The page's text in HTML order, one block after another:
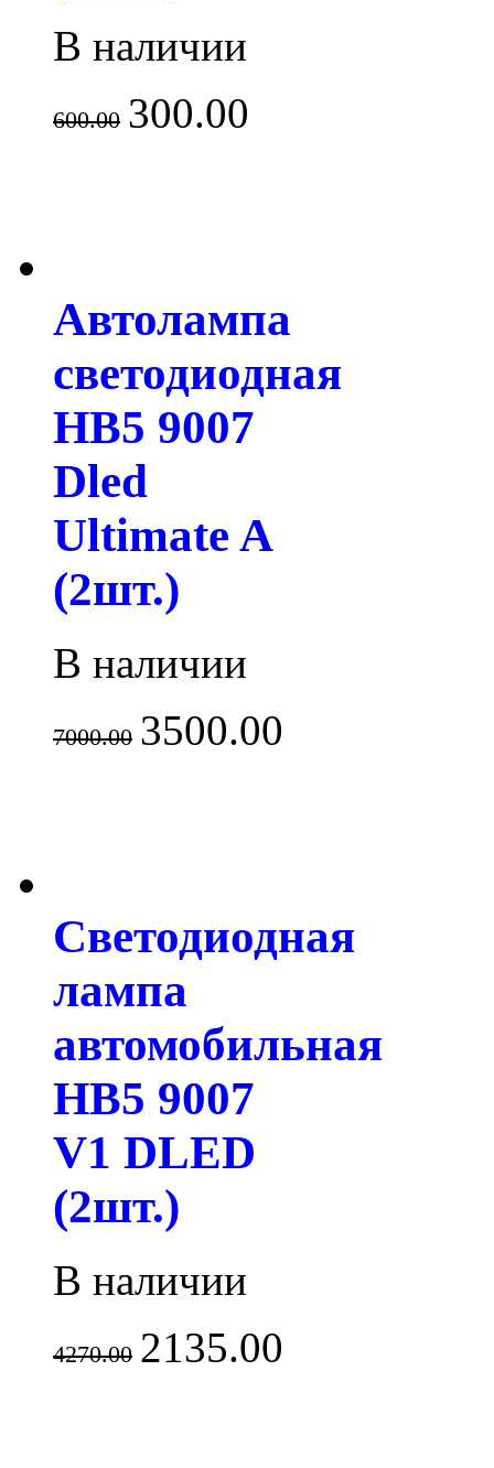
В наличии
600.00 300.00
Автолампа
светодиодная
HB5 9007
Dled
Ultimate A
(2шт.)
В наличии
7000.00 3500.00
Светодиодная
лампа
автомобильная
HB5 9007
V1 DLED
(2шт.)
В наличии
4270.00 2135.00